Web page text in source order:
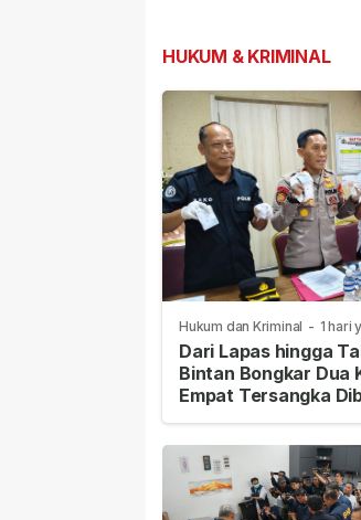
HUKUM & KRIMINAL
Hukum dan Kriminal - 1 hari
Dari Lapas hingga
Bintan Bongkar Dua
Empat Tersangka